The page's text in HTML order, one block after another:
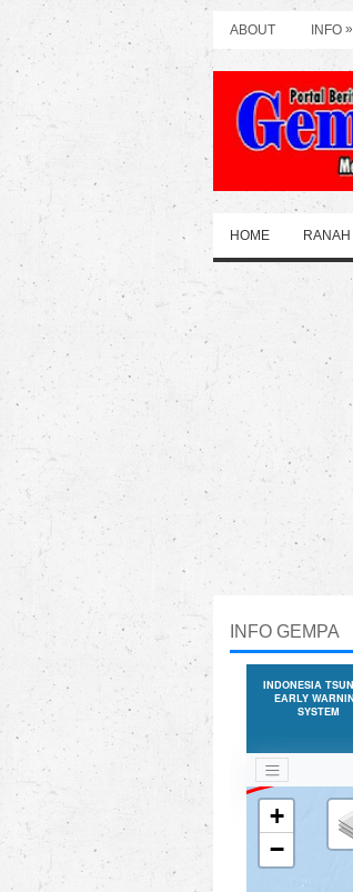
ABOUT INFO »
HOME RANAH
INFO GEMPA